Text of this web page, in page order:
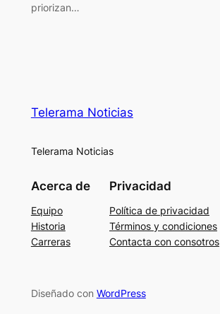
priorizan…
Telerama Noticias
Telerama Noticias
Acerca de
Equipo
Historia
Carreras
Privacidad
Política de privacidad
Términos y condiciones
Contacta con consotros
Diseñado con WordPress